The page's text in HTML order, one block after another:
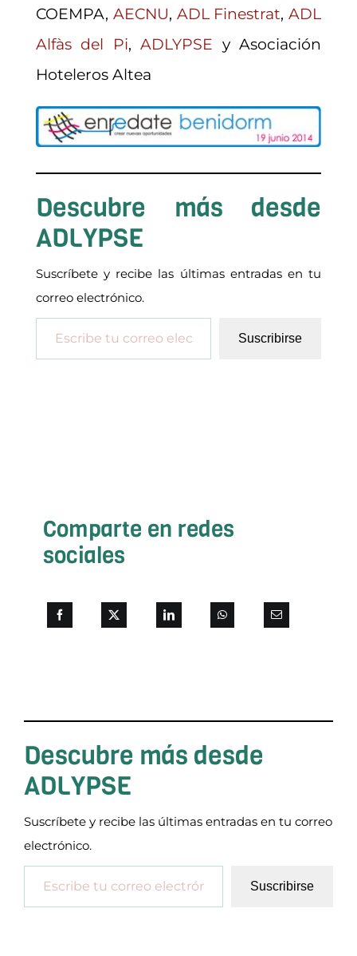
COEMPA, AECNU, ADL Finestrat,ADL
Alfàs del Pi,ADLYPSE y Asociación
Hoteleros Altea
Descubre más desde
ADLYPSE
Suscríbete y recibe las últimas entradas en tu
correo electrónico.
Escribe tu correo electrónico…
Suscribirse
Comparte en redes
sociales
Descubre más desde
ADLYPSE
Suscríbete y recibe las últimas entradas en tu correo
electrónico.
Escribe tu correo electrónico…
Suscribirse